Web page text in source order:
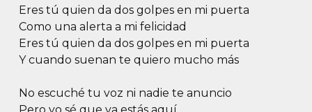
Eres tú quien da dos golpes en mi puerta
Como una alerta a mi felicidad
Eres tú quien da dos golpes en mi puerta
Y cuando suenan te quiero mucho más
No escuché tu voz ni nadie te anuncio
Pero yo sé que ya estás aquí